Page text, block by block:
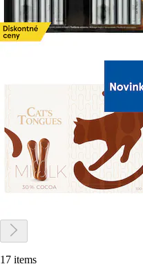
17 items